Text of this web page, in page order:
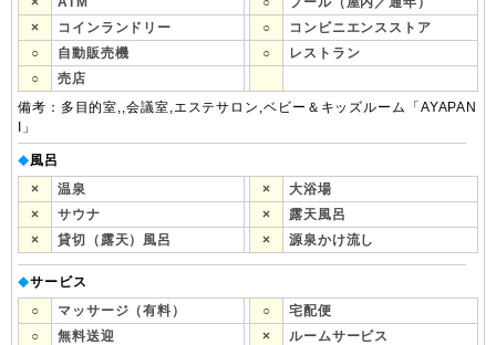
×
コインランドリー ○
コンビニエンスストア
○
自動販売機 ○
レストラン
○
売店
備考：多目的室,,会議室,エステサロン,ベビー＆キッズルーム「AYAPAN
I」
◆風呂
×
温泉 ×
大浴場
×
サウナ ×
露天風呂
×
貸切（露天）風呂 × 源泉かけ流し
◆サービス
○
マッサージ（有料） ○
宅配便
○
無料送迎 ×
ルームサービス